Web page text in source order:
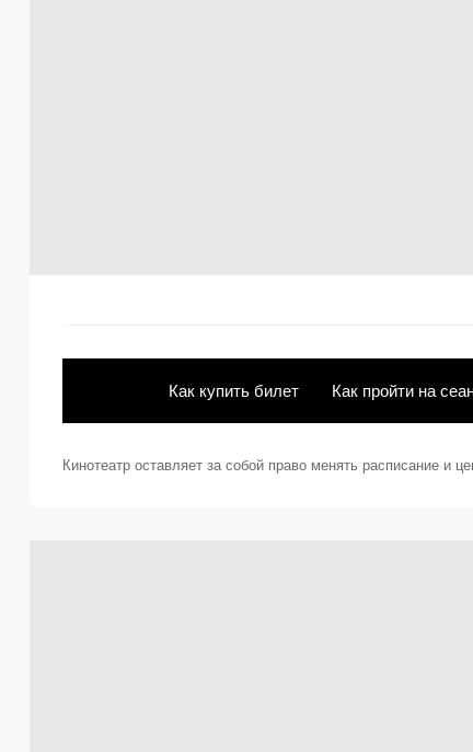
Как купить билет Как пройти на
Кинотеатр оставляет за собой право менять расписание и